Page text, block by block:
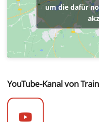
um die dafür
YouTube-Kanal von